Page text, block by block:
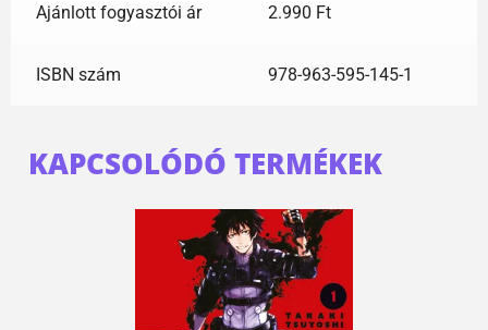
Ajánlott fogyasztói ár 2.990 Ft
ISBN szám 978-963-595-145-1
KAPCSOLÓDÓ TERMÉKEK